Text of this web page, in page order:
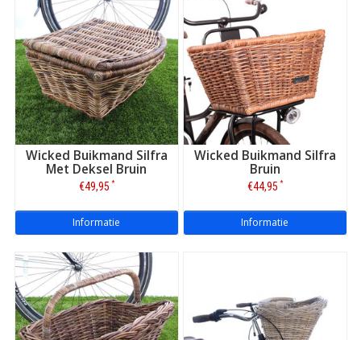
Wicked Buikmand Silfra
Met Deksel Bruin
€49,95 *
Informatie
Wicked Buikmand Silfra
Bruin
€44,95 *
Informatie